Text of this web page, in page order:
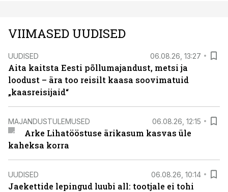
VIIMASED UUDISED
UUDISED 06.08.26, 13:27
Aita kaitsta Eesti põllumajandust, metsi ja
loodust – ära too reisilt kaasa soovimatuid
„kaasreisijaid“
MAJANDUSTULEMUSED 06.08.26, 12:15
Arke Lihatööstuse ärikasum kasvas üle
kaheksa korra
UUDISED 06.08.26, 10:14
Jaekettide lepingud luubi all: tootjale ei tohi